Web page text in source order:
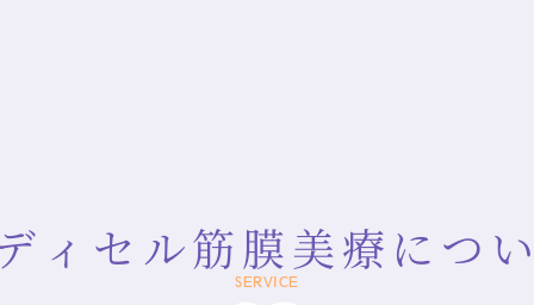
ィセル筋膜美療 につ
SERVICE